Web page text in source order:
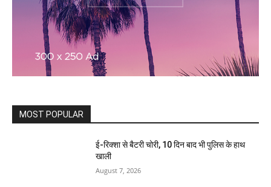
MOST POPULAR
ई-रिक्शा से बैटरी चोरी, 10 दिन बाद भी पुलिस के हाथ
खाली
August 7, 2026